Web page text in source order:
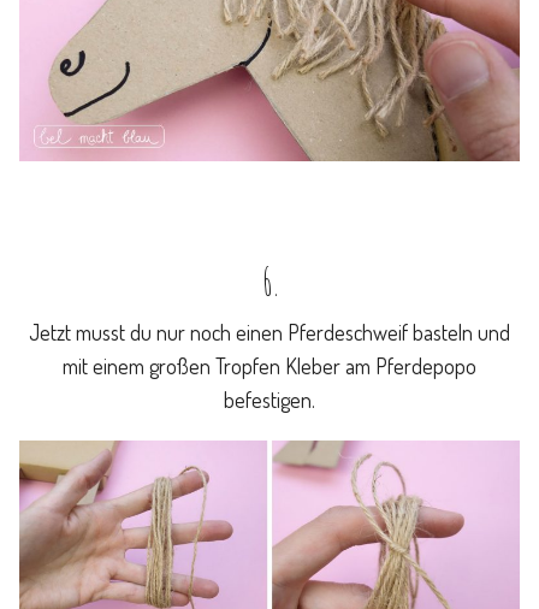
6.
Jetzt musst du nur noch einen Pferdeschweif basteln und
mit einem großen Tropfen Kleber am Pferdepopo
befestigen.